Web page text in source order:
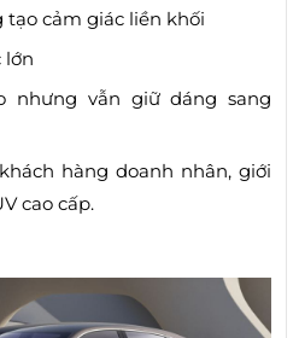
cảm giác liền khối
lớn
nhưng vẫn giữ dáng sang
hàng doanh nhân, giới
cao cấp.